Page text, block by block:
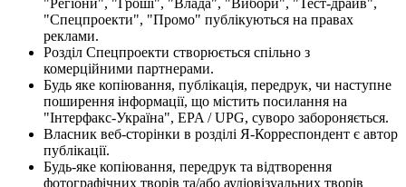
"Регіони", "Гроші", "Влада", "Вибори", "Тест-драйв",
"Спецпроекти", "Промо" публікуються на правах
реклами.
Розділ Спецпроекти створюється спільно з
комерційними партнерами.
Будь яке копіювання, публікація, передрук, чи наступне
поширення інформації, що містить посилання на
"Інтерфакс-Україна", EPA / UPG, суворо забороняється.
Власник веб-сторінки в розділі Я-Корреспондент є автор
публікації.
Будь-яке копіювання, передрук та відтворення
фотографічних творів та/або аудіовізуальних творів